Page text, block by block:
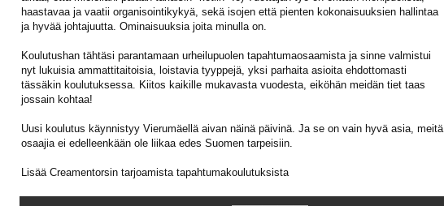
haastavaa ja vaatii organisointikykyä, sekä isojen että pienten kokonaisuuksien hallintaa
ja hyvää johtajuutta. Ominaisuuksia joita minulla on.
Koulutushan tähtäsi parantamaan urheilupuolen tapahtumaosaamista ja sinne valmistui
nyt lukuisia ammattitaitoisia, loistavia tyyppejä, yksi parhaita asioita ehdottomasti
tässäkin koulutuksessa. Kiitos kaikille mukavasta vuodesta, eiköhän meidän tiet taas
jossain kohtaa!
Uusi koulutus käynnistyy Vierumäellä aivan näinä päivinä. Ja se on vain hyvä asia, meitä
osaajia ei edelleenkään ole liikaa edes Suomen tarpeisiin.
Lisää Creamentorsin tarjoamista tapahtumakoulutuksista